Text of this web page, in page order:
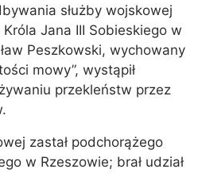
służby wojskowej
Króla Jana III Sobieskiego w
Peszkowski, wychowany
mowy”, wystąpił
przekleństw przez
zastał podchorążego
w Rzeszowie; brał udział